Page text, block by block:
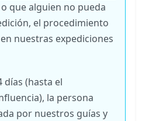
que alguien no pueda
el procedimiento
nuestras expediciones
días (hasta el
la persona
por nuestros guías y